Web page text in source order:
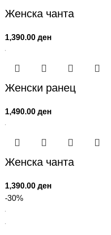
Женска чанта
1,390.00ден
Женски ранец
1,490.00ден
Женска чанта
1,390.00ден
-30%